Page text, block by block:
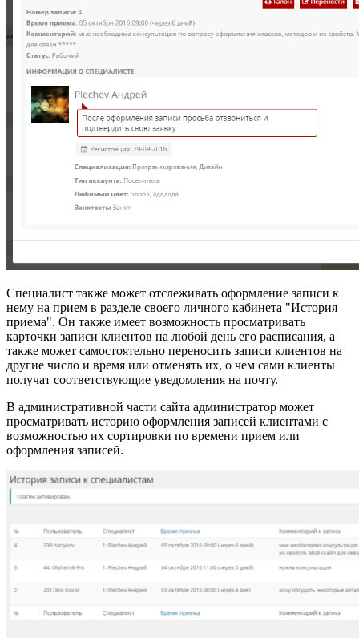
Специалист также может отслеживать оформление записи к
нему на прием в разделе своего личного кабинета "История
приема". Он также имеет возможность просматривать
карточки записи клиентов на любой день его расписания, а
также может самостоятельно переносить записи клиентов на
другие число и время или отменять их, о чем сами клиенты
получат соответствующие уведомления на почту.
В административной части сайта администратор может
просматривать историю оформления записей клиентами с
возможностью их сортировки по времени прием или
оформления записей.